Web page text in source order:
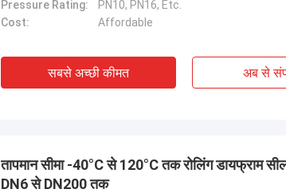
Pressure Rating:
PN10, PN16, Etc.
Cost:
Affordable
सबसे अच्छी कीमत अब से
तापमान सीमा -40°C से 120°C तक रोलिंग डायफ्राम
DN6 से DN200 तक